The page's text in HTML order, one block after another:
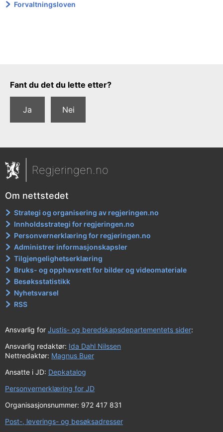
Forvaltningsloven
Tilbakemeldingsskjema
Fant du det du lette etter?
Ja Nei
Regjeringen.no
Om nettstedet
Strategi og organisering av regjeringen.no
Innholdsstrategi for regjeringen.no
Personvernerklæring for regjeringen.no
Administrer informasjonskapsler
Tilgjengelighetserklæring
Bruks- og opphavsrett for bilder og videomateriale
Besøksstatistikk
Nyhetsvarsel
RSS
Ansvarlig for Justis- og beredskapsdepartementets sider:
Ansvarlig redaktør: Ida Dahl Nilssen
Nettredaktør: Magnus Buer
Ansatte i JD: Depkatalog
Personvernerklæring for JD
Organisasjonsnummer: 972 417 831
Post-, leverings- og besøksadresser